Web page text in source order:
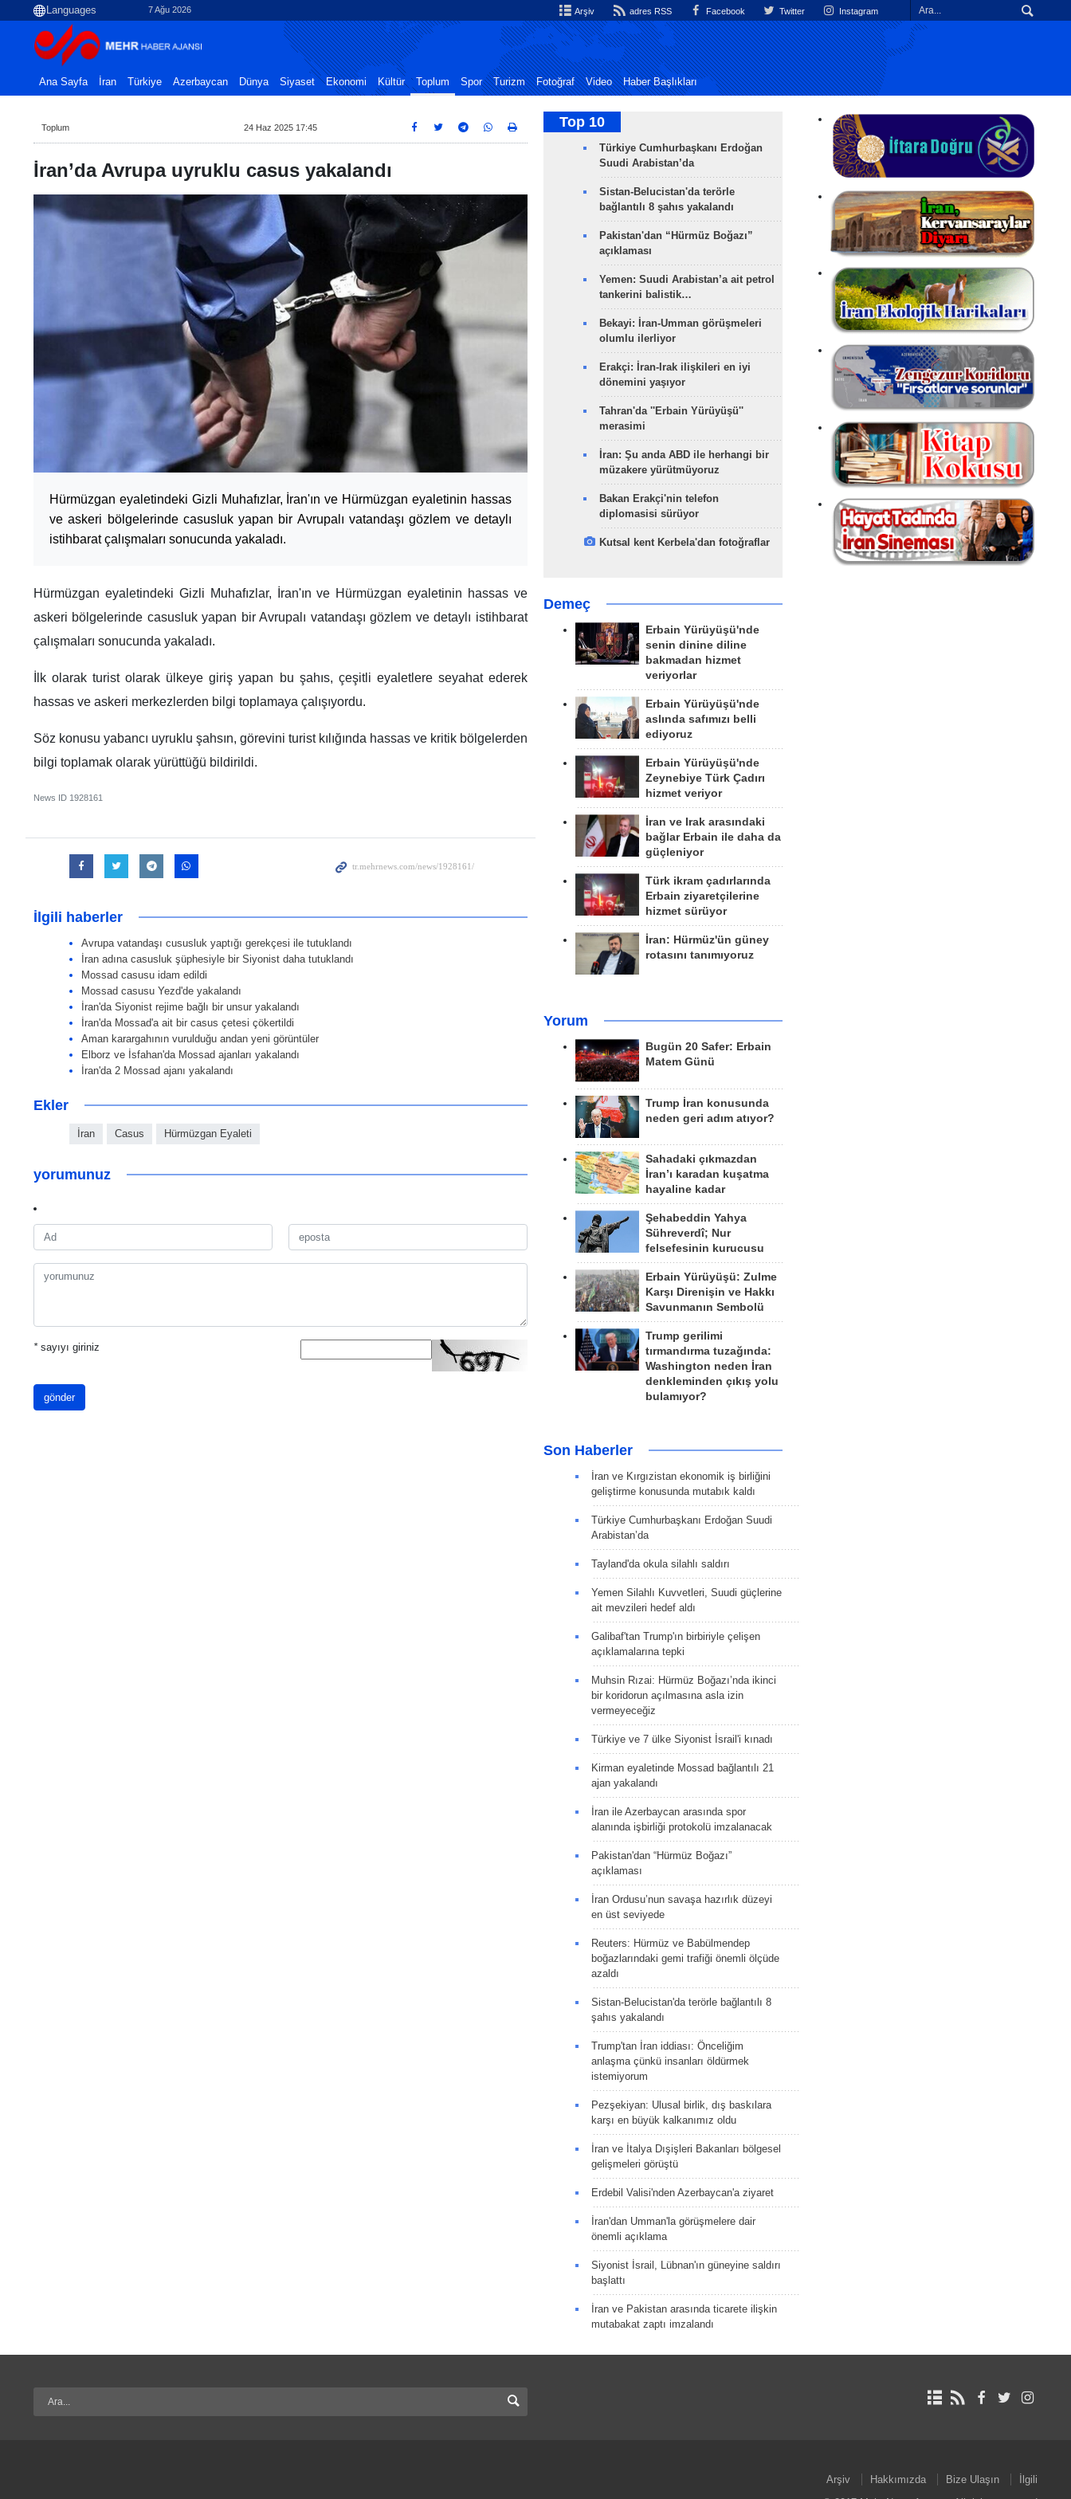
7 Ağu 2026 Arşiv adres RSS Facebook Twitter Instagram
Ana Sayfa İran Türkiye Azerbaycan Dünya Siyaset Ekonomi Kültür Toplum Spor Turizm Fotoğraf Video Haber Başlıkları
Toplum 24 Haz 2025 17:45
İran’da Avrupa uyruklu casus yakalandı
Hürmüzgan eyaletindeki Gizli Muhafızlar, İran'ın ve Hürmüzgan eyaletinin hassas
ve askeri bölgelerinde casusluk yapan bir Avrupalı vatandaşı gözlem ve detaylı
istihbarat çalışmaları sonucunda yakaladı.
Hürmüzgan eyaletindeki Gizli Muhafızlar, İran'ın ve Hürmüzgan eyaletinin hassas ve
askeri bölgelerinde casusluk yapan bir Avrupalı vatandaşı gözlem ve detaylı istihbarat
çalışmaları sonucunda yakaladı.
İlk olarak turist olarak ülkeye giriş yapan bu şahıs, çeşitli eyaletlere seyahat ederek
hassas ve askeri merkezlerden bilgi toplamaya çalışıyordu.
Söz konusu yabancı uyruklu şahsın, görevini turist kılığında hassas ve kritik bölgelerden
bilgi toplamak olarak yürüttüğü bildirildi.
News ID 1928161
İlgili haberler
Avrupa vatandaşı cususluk yaptığı gerekçesi ile tutuklandı
İran adına casusluk şüphesiyle bir Siyonist daha tutuklandı
Mossad casusu idam edildi
Mossad casusu Yezd'de yakalandı
İran'da Siyonist rejime bağlı bir unsur yakalandı
İran'da Mossad'a ait bir casus çetesi çökertildi
Aman karargahının vurulduğu andan yeni görüntüler
Elborz ve İsfahan'da Mossad ajanları yakalandı
İran'da 2 Mossad ajanı yakalandı
Ekler
İran Casus Hürmüzgan Eyaleti
yorumunuz
*sayıyı giriniz
gönder
Top 10
Türkiye Cumhurbaşkanı Erdoğan
Suudi Arabistan’da
Sistan-Belucistan'da terörle
bağlantılı 8 şahıs yakalandı
Pakistan'dan “Hürmüz Boğazı”
açıklaması
Yemen: Suudi Arabistan’a ait petrol
tankerini balistik…
Bekayi: İran-Umman görüşmeleri
olumlu ilerliyor
Erakçi: İran-Irak ilişkileri en iyi
dönemini yaşıyor
Tahran'da ''Erbain Yürüyüşü''
merasimi
İran: Şu anda ABD ile herhangi bir
müzakere yürütmüyoruz
Bakan Erakçi'nin telefon
diplomasisi sürüyor
Kutsal kent Kerbela'dan fotoğraflar
Demeç
Erbain Yürüyüşü'nde
senin dinine diline
bakmadan hizmet
veriyorlar
Erbain Yürüyüşü'nde
aslında safımızı belli
ediyoruz
Erbain Yürüyüşü'nde
Zeynebiye Türk Çadırı
hizmet veriyor
İran ve Irak arasındaki
bağlar Erbain ile daha da
güçleniyor
Türk ikram çadırlarında
Erbain ziyaretçilerine
hizmet sürüyor
İran: Hürmüz'ün güney
rotasını tanımıyoruz
Yorum
Bugün 20 Safer: Erbain
Matem Günü
Trump İran konusunda
neden geri adım atıyor?
Sahadaki çıkmazdan
İran’ı karadan kuşatma
hayaline kadar
Şehabeddin Yahya
Sühreverdî; Nur
felsefesinin kurucusu
Erbain Yürüyüşü: Zulme
Karşı Direnişin ve Hakkı
Savunmanın Sembolü
Trump gerilimi
tırmandırma tuzağında:
Washington neden İran
denkleminden çıkış yolu
bulamıyor?
Son Haberler
İran ve Kırgızistan ekonomik iş birliğini
geliştirme konusunda mutabık kaldı
Türkiye Cumhurbaşkanı Erdoğan Suudi
Arabistan’da
Tayland'da okula silahlı saldırı
Yemen Silahlı Kuvvetleri, Suudi güçlerine
ait mevzileri hedef aldı
Galibaf'tan Trump'ın birbiriyle çelişen
açıklamalarına tepki
Muhsin Rızai: Hürmüz Boğazı’nda ikinci
bir koridorun açılmasına asla izin
vermeyeceğiz
Türkiye ve 7 ülke Siyonist İsrail'i kınadı
Kirman eyaletinde Mossad bağlantılı 21
ajan yakalandı
İran ile Azerbaycan arasında spor
alanında işbirliği protokolü imzalanacak
Pakistan'dan “Hürmüz Boğazı”
açıklaması
İran Ordusu’nun savaşa hazırlık düzeyi
en üst seviyede
Reuters: Hürmüz ve Babülmendep
boğazlarındaki gemi trafiği önemli ölçüde
azaldı
Sistan-Belucistan'da terörle bağlantılı 8
şahıs yakalandı
Trump'tan İran iddiası: Önceliğim
anlaşma çünkü insanları öldürmek
istemiyorum
Pezşekiyan: Ulusal birlik, dış baskılara
karşı en büyük kalkanımız oldu
İran ve İtalya Dışişleri Bakanları bölgesel
gelişmeleri görüştü
Erdebil Valisi'nden Azerbaycan'a ziyaret
İran'dan Umman'la görüşmelere dair
önemli açıklama
Siyonist İsrail, Lübnan'ın güneyine saldırı
başlattı
İran ve Pakistan arasında ticarete ilişkin
mutabakat zaptı imzalandı
Arşiv Hakkımızda Bize Ulaşın
İlgili